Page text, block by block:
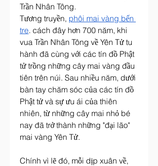
Trần Nhân Tông.
Tương truyền, phôi mai vàng bến
tre. cách đây hơn 700 năm, khi
vua Trần Nhân Tông về Yên Tử tu
hành đã cùng với các tín đồ Phật
tử trồng những cây mai vàng đầu
tiên trên núi. Sau nhiều năm, dưới
bàn tay chăm sóc của các tín đồ
Phật tử và sự ưu ái của thiên
nhiên, từ những cây mai nhỏ bé
nay đã trở thành những "đại lão"
mai vàng Yên Tử.
Chính vì lẽ đó, mỗi dịp xuân về,